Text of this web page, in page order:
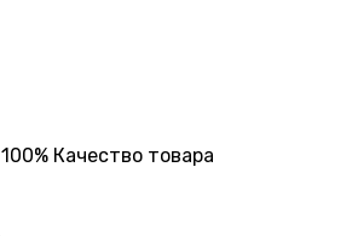
100% Качество товара